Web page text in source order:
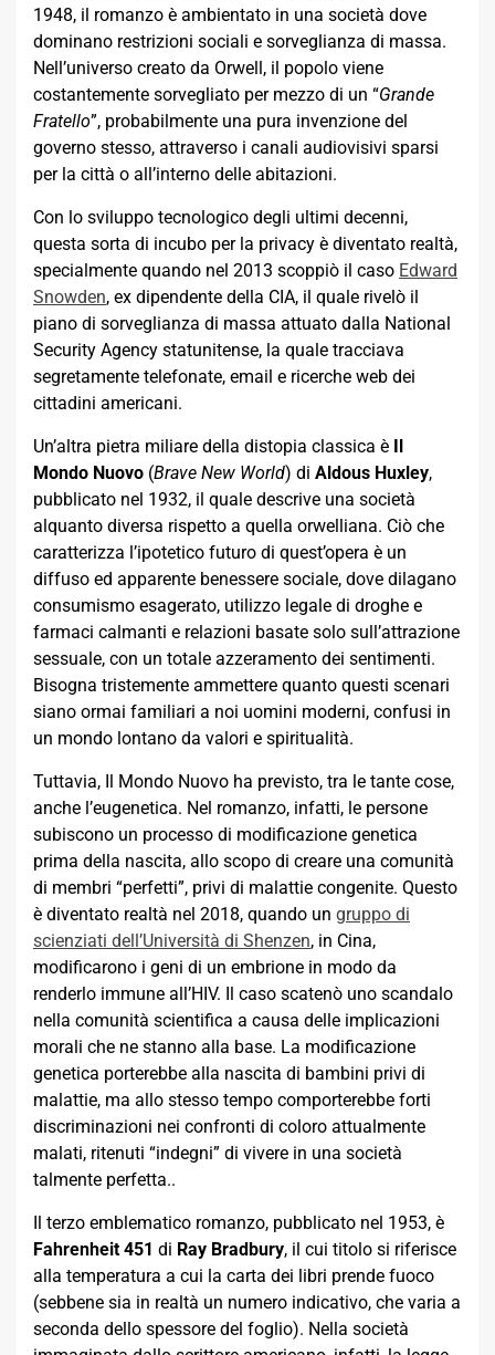
1948, il romanzo è ambientato in una società dove
dominano restrizioni sociali e sorveglianza di massa.
Nell’universo creato da Orwell, il popolo viene
costantemente sorvegliato per mezzo di un “Grande
Fratello”, probabilmente una pura invenzione del
governo stesso, attraverso i canali audiovisivi sparsi
per la città o all’interno delle abitazioni.
Con lo sviluppo tecnologico degli ultimi decenni,
questa sorta di incubo per la privacy è diventato realtà,
specialmente quando nel 2013 scoppiò il caso Edward
Snowden, ex dipendente della CIA, il quale rivelò il
piano di sorveglianza di massa attuato dalla National
Security Agency statunitense, la quale tracciava
segretamente telefonate, email e ricerche web dei
cittadini americani.
Un’altra pietra miliare della distopia classica è Il
Mondo Nuovo (Brave New World) di Aldous Huxley,
pubblicato nel 1932, il quale descrive una società
alquanto diversa rispetto a quella orwelliana. Ciò che
caratterizza l’ipotetico futuro di quest’opera è un
diffuso ed apparente benessere sociale, dove dilagano
consumismo esagerato, utilizzo legale di droghe e
farmaci calmanti e relazioni basate solo sull’attrazione
sessuale, con un totale azzeramento dei sentimenti.
Bisogna tristemente ammettere quanto questi scenari
siano ormai familiari a noi uomini moderni, confusi in
un mondo lontano da valori e spiritualità.
Tuttavia, Il Mondo Nuovo ha previsto, tra le tante cose,
anche l’eugenetica. Nel romanzo, infatti, le persone
subiscono un processo di modificazione genetica
prima della nascita, allo scopo di creare una comunità
di membri “perfetti”, privi di malattie congenite. Questo
è diventato realtà nel 2018, quando un gruppo di
scienziati dell’Università di Shenzen, in Cina,
modificarono i geni di un embrione in modo da
renderlo immune all’HIV. Il caso scatenò uno scandalo
nella comunità scientifica a causa delle implicazioni
morali che ne stanno alla base. La modificazione
genetica porterebbe alla nascita di bambini privi di
malattie, ma allo stesso tempo comporterebbe forti
discriminazioni nei confronti di coloro attualmente
malati, ritenuti “indegni” di vivere in una società
talmente perfetta..
Il terzo emblematico romanzo, pubblicato nel 1953, è
Fahrenheit 451 di Ray Bradbury, il cui titolo si riferisce
alla temperatura a cui la carta dei libri prende fuoco
(sebbene sia in realtà un numero indicativo, che varia a
seconda dello spessore del foglio). Nella società